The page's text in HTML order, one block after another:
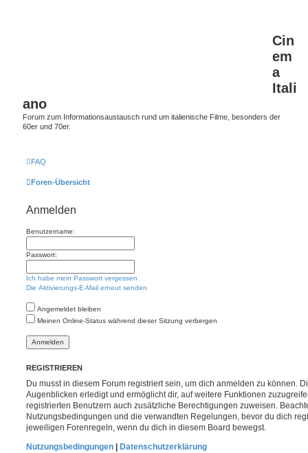
Cin
em
a
Itali
ano
Forum zum Informationsaustausch rund um italienische Filme, besonders der
60er und 70er.
FAQ
Foren-Übersicht
Anmelden
Benutzername:
Passwort:
Ich habe mein Passwort vergessen
Die Aktivierungs-E-Mail erneut senden
Angemeldet bleiben
Meinen Online-Status während dieser Sitzung verbergen
REGISTRIEREN
Du musst in diesem Forum registriert sein, um dich anmelden zu können.
Augenblicken erledigt und ermöglicht dir, auf weitere Funktionen
registrierten Benutzern auch zusätzliche Berechtigungen zuweisen.
Nutzungsbedingungen und die verwandten Regelungen, bevor du dich
jeweiligen Forenregeln, wenn du dich in diesem Board bewegst.
Nutzungsbedingungen
Datenschutzerklärung